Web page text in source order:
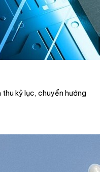
kỷ lục, chuyển hướng